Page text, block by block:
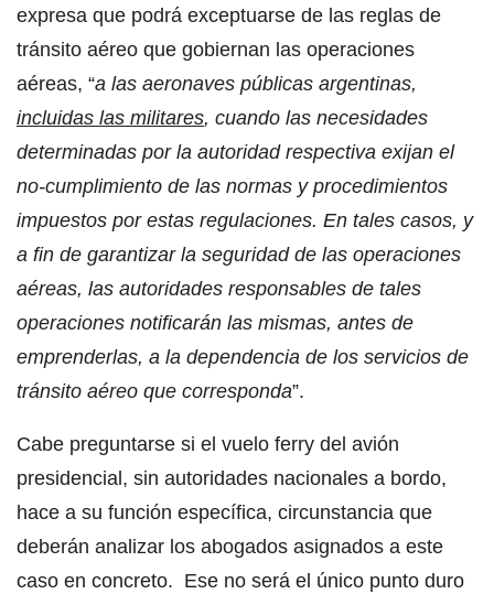
expresa que podrá exceptuarse de las reglas de
tránsito aéreo que gobiernan las operaciones
aéreas, “a las aeronaves públicas argentinas,
incluidas las militares, cuando las necesidades
determinadas por la autoridad respectiva exijan el
no-cumplimiento de las normas y procedimientos
impuestos por estas regulaciones. En tales casos, y
a fin de garantizar la seguridad de las operaciones
aéreas, las autoridades responsables de tales
operaciones notificarán las mismas, antes de
emprenderlas, a la dependencia de los servicios de
tránsito aéreo que corresponda”.
Cabe preguntarse si el vuelo ferry del avión
presidencial, sin autoridades nacionales a bordo,
hace a su función específica, circunstancia que
deberán analizar los abogados asignados a este
caso en concreto. Ese no será el único punto duro